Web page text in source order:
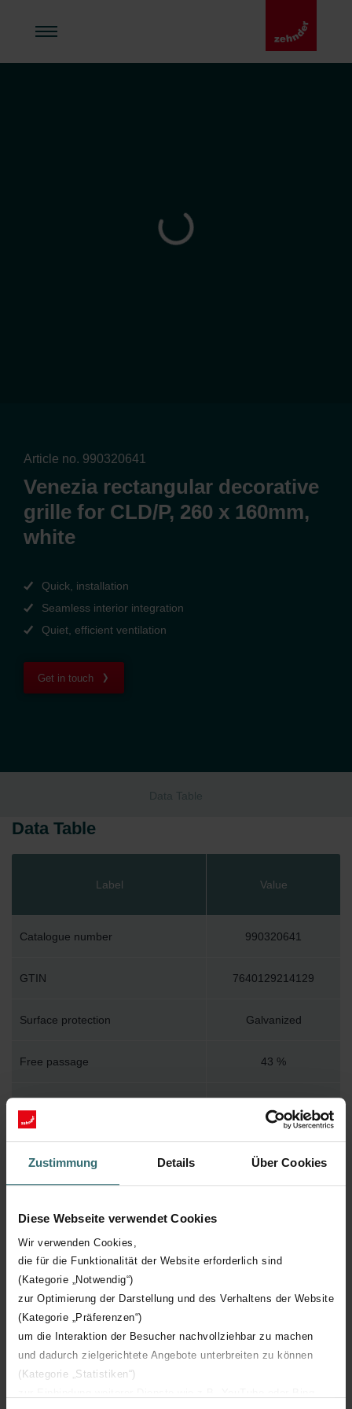
Zustimmung Details Über Cookies
Diese Webseite verwendet Cookies
Wir verwenden Cookies,
die für die Funktionalität der Website erforderlich sind
(Kategorie „Notwendig“)
zur Optimierung der Darstellung und des Verhaltens der Website
(Kategorie „Präferenzen“)
um die Interaktion der Besucher nachvollziehbar zu machen
und dadurch zielgerichtete Angebote unterbreiten zu können
(Kategorie „Statistiken“)
Article no. 990320641
Venezia rectangular decorative
grille for CLD/P, 260 x 160mm,
white
Quick, installation
Seamless interior integration
Quiet, efficient ventilation
Get in touch
Data Table
Data Table
Label Value
Catalogue number 990320641
GTIN 7640129214129
Surface protection Galvanized
Free passage 43 %
Grille front Rectangular
Recess height 113 mm
Recess diameter
Shape of passage
With built-in window
Front width 260 mm